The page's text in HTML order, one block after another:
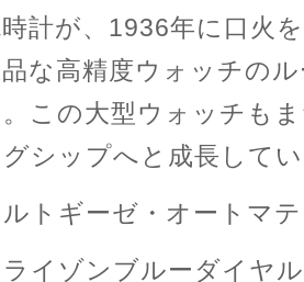
計が、1936年に口火
品な高精度ウォッチの
この大型ウォッチも
グシップへと成長して
トギーゼ・オートマ
イゾンブルーダイヤ